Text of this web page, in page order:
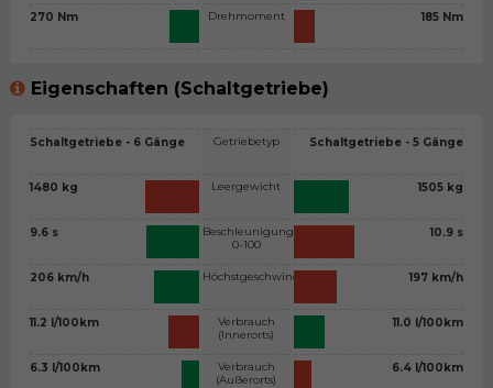
270 Nm Drehmoment 185 Nm
Eigenschaften (Schaltgetriebe)
Schaltgetriebe - 6 Gänge
1480 kg
9.6 s
206 km/h
11.2 l/100km
6.3 l/100km
Getriebetyp
Leergewicht
Beschleunigung
0-100
Höchstgeschwindigkeit
Verbrauch
(Innerorts)
Verbrauch
(Außerorts)
Schaltgetriebe - 5 Gänge
1505 kg
10.9 s
197 km/h
11.0 l/100km
6.4 l/100km